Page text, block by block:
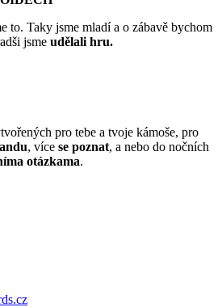
to. Taky jsme mladí a o zábavě bychom
jsme udělali hru.
pro tebe a tvoje kámoše, pro
, více se poznat, a nebo do nočních
otázkama.